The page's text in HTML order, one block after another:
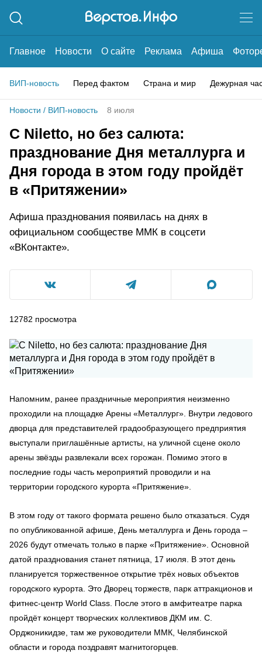
Главное Новости О сайте Реклама Афиша
ВИП-новость Перед фактом Страна и мир Дежурная
Новости / ВИП-новость 8 июля
С Niletto, но без салюта:
празднование Дня металлурга и
Дня города в этом году пройдёт
в «Притяжении»
Афиша празднования появилась на днях в
официальном сообществе ММК в соцсети
«ВКонтакте».
12782 просмотра
Напомним, ранее праздничные мероприятия неизменно
проходили на площадке Арены «Металлург». Внутри ледового
дворца для представителей градообразующего предприятия
выступали приглашённые артисты, на уличной сцене около
арены звёзды развлекали всех горожан. Помимо этого в
последние годы часть мероприятий проводили и на
территории городского курорта «Притяжение».
В этом году от такого формата решено было отказаться. Судя
по опубликованной афише, День металлурга и День города –
2026 будут отмечать только в парке «Притяжение». Основной
датой празднования станет пятница, 17 июля. В этот день
планируется торжественное открытие трёх новых объектов
городского курорта. Это Дворец торжеств, парк аттракционов и
фитнес-центр World Class. После этого в амфитеатре парка
пройдёт концерт творческих коллективов ДКМ им. С.
Орджоникидзе, там же руководители ММК, Челябинской
области и города поздравят магнитогорцев.